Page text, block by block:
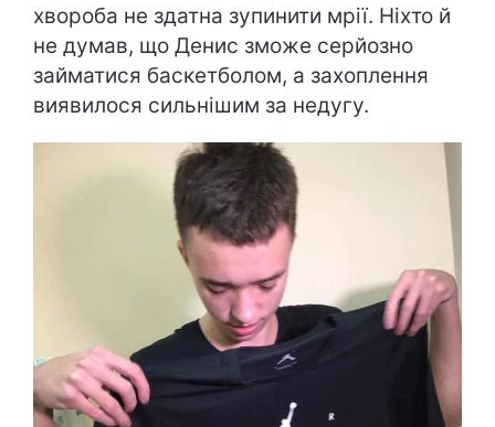
хвороба не здатна зупинити мрії. Ніхто й
не думав, що Денис зможе серйозно
займатися баскетболом, а захоплення
виявилося сильнішим за недугу.